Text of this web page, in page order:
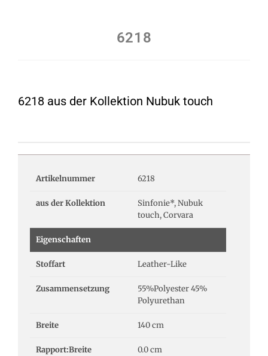
6218
6218 aus der Kollektion Nubuk touch
Artikelnummer 6218
aus der Kollektion
Sinfonie*, Nubuk
touch, Corvara
Eigenschaften
Stoffart Leather-Like
Zusammensetzung
55%Polyester 45%
Polyurethan
Breite 140 cm
Rapport:Breite 0.0 cm